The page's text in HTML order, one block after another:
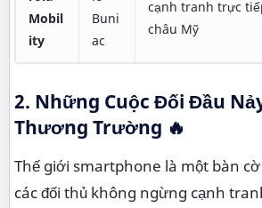
Mobil
ity
Buni
ac
cạnh tranh trực
châu Mỹ
2. Những Cuộc Đối Đầu
Thương Trường 🔥
Thế giới smartphone là một bàn
các đối thủ không ngừng cạnh